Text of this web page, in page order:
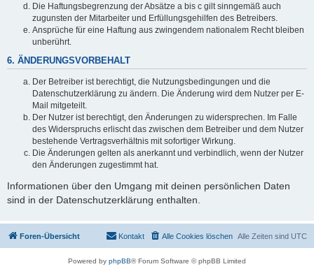
Die Haftungsbegrenzung der Absätze a bis c gilt sinngemäß auch
zugunsten der Mitarbeiter und Erfüllungsgehilfen des Betreibers.
Ansprüche für eine Haftung aus zwingendem nationalem Recht bleiben
unberührt.
6. ÄNDERUNGSVORBEHALT
Der Betreiber ist berechtigt, die Nutzungsbedingungen und die
Datenschutzerklärung zu ändern. Die Änderung wird dem Nutzer per E-
Mail mitgeteilt.
Der Nutzer ist berechtigt, den Änderungen zu widersprechen. Im Falle
des Widerspruchs erlischt das zwischen dem Betreiber und dem Nutzer
bestehende Vertragsverhältnis mit sofortiger Wirkung.
Die Änderungen gelten als anerkannt und verbindlich, wenn der Nutzer
den Änderungen zugestimmt hat.
Informationen über den Umgang mit deinen persönlichen Daten
sind in der Datenschutzerklärung enthalten.
Foren-Übersicht Alle Zeiten sind UTC
Alle Cookies löschen
Kontakt
Powered by phpBB® Forum Software © phpBB Limited